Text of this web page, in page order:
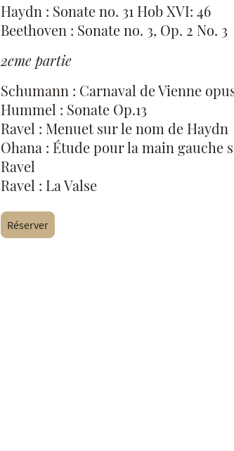
Haydn : Sonate no. 31 Hob XVI: 46
Beethoven : Sonate no. 3, Op. 2 No. 3
2eme partie
Schumann : Carnaval de Vienne
Hummel : Sonate Op.13
Ravel : Menuet sur le nom de Haydn
Ohana : Étude pour la main gauche
Ravel
Ravel : La Valse
Réserver